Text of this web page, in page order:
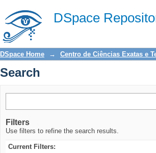
DSpace
Search
DSpace Home → Centro de Ciências Exatas e
Search
Filters
Use filters to refine the search results.
Current Filters: